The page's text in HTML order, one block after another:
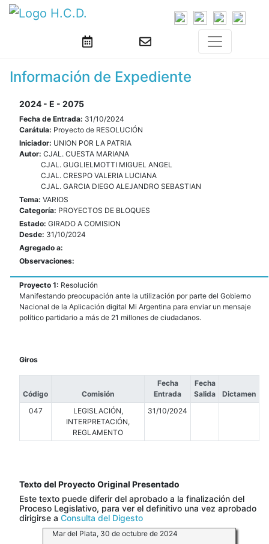
Información de Expediente
2024 - E - 2075
Fecha de Entrada: 31/10/2024
Carátula: Proyecto de RESOLUCIÓN
Iniciador: UNION POR LA PATRIA
Autor: CJAL. CUESTA MARIANA
CJAL. GUGLIELMOTTI MIGUEL ANGEL
CJAL. CRESPO VALERIA LUCIANA
CJAL. GARCIA DIEGO ALEJANDRO SEBASTIAN
Tema: VARIOS
Categoría: PROYECTOS DE BLOQUES
Estado: GIRADO A COMISION
Desde: 31/10/2024
Agregado a:
Observaciones:
Proyecto 1: Resolución
Manifestando preocupación ante la utilización por parte del Gobierno
Nacional de la Aplicación digital Mi Argentina para enviar un mensaje
político partidario a más de 21 millones de ciudadanos.
Giros
Código Comisión
Fecha
Entrada
Fecha
Salida
Dictamen
047
LEGISLACIÓN,
INTERPRETACIÓN,
REGLAMENTO
31/10/2024
Texto del Proyecto Original Presentado
Este texto puede diferir del aprobado a la finalización del
Proceso Legislativo, para ver el definitivo una vez aprobado
dirigirse a Consulta del Digesto
Mar del Plata, 30 de octubre de 2024